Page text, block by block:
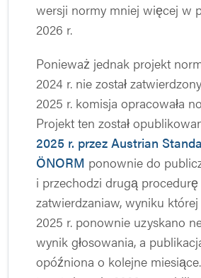
wersji normy mniej więcej w
2026 r.
Ponieważ jednak projekt
2024 r. nie został
2025 r. komisja opracowała
Projekt ten został
2025 r. przez Austrian
ÖNORM ponownie do
i przechodzi drugą procedurę
zatwierdzaniaw, wyniku
2025 r. ponownie uzyskano
wynik głosowania, a
opóźniona o kolejne